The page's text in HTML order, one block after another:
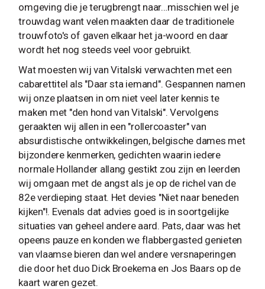
omgeving die je terugbrengt naar…misschien wel je
trouwdag want velen maakten daar de traditionele
trouwfoto's of gaven elkaar het ja-woord en daar
wordt het nog steeds veel voor gebruikt.
Wat moesten wij van Vitalski verwachten met een
cabarettitel als "Daar sta iemand". Gespannen namen
wij onze plaatsen in om niet veel later kennis te
maken met "den hond van Vitalski". Vervolgens
geraakten wij allen in een "rollercoaster" van
absurdistische ontwikkelingen, belgische dames met
bijzondere kenmerken, gedichten waarin iedere
normale Hollander allang gestikt zou zijn en leerden
wij omgaan met de angst als je op de richel van de
82e verdieping staat. Het devies "Niet naar beneden
kijken"!. Evenals dat advies goed is in soortgelijke
situaties van geheel andere aard. Pats, daar was het
opeens pauze en konden we flabbergasted genieten
van vlaamse bieren dan wel andere versnaperingen
die door het duo Dick Broekema en Jos Baars op de
kaart waren gezet.